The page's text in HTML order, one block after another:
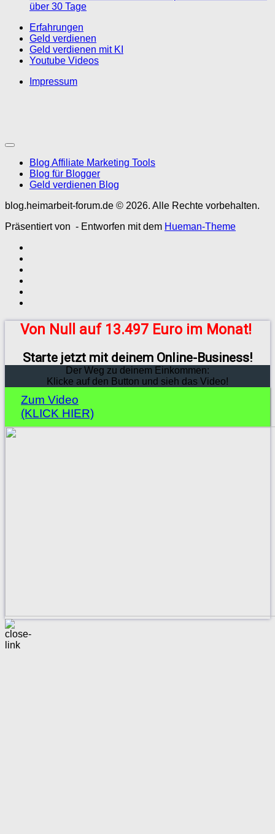
über 30 Tage
Erfahrungen
Geld verdienen
Geld verdienen mit KI
Youtube Videos
Impressum
Blog Affiliate Marketing Tools
Blog für Blogger
Geld verdienen Blog
blog.heimarbeit-forum.de © 2026. Alle Rechte vorbehalten.
Präsentiert von - Entworfen mit dem Hueman-Theme
Von Null auf 13.497 Euro im Monat!
Starte jetzt mit deinem Online-Business!
Der Weg zu deinem Einkommen:
Klicke auf den Button und sieh das Video!
Zum Video
(KLICK HIER)